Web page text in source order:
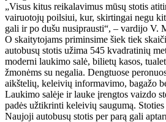
„Visus kitus reikalavimus mūsų stotis
vairuotojų poilsiui, kur, skirtingai negu
gali ir po dušu nusiprausti“, – vardijo V.
O skaitytojams priminsime šiek tiek
autobusų stotis užima 545 kvadratinių
moderni laukimo salė, bilietų kasos,
žmonėms su negalia. Dengtuose
aikštelių, keleivių informavimo, bagažo
Laukimo salėje ir lauke įrengtos vaizdo
padės užtikrinti keleivių saugumą.
Naujoji autobusų stotis per parą gali